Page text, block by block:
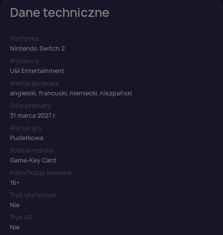
Dane techniczne
Platforma
Nintendo Switch 2
Wydawca
U&I Entertainment
Wersja językowa
angielski, francuski, niemiecki, hiszpański
Data premiery
31 marca 2027 r.
Wersja gry
Pudełkowa
Rodzaj nośnika
Game-Key Card
Klasyfikacja wiekowa
16+
Tryb Multiplayer
Nie
Tryb VR
Nie